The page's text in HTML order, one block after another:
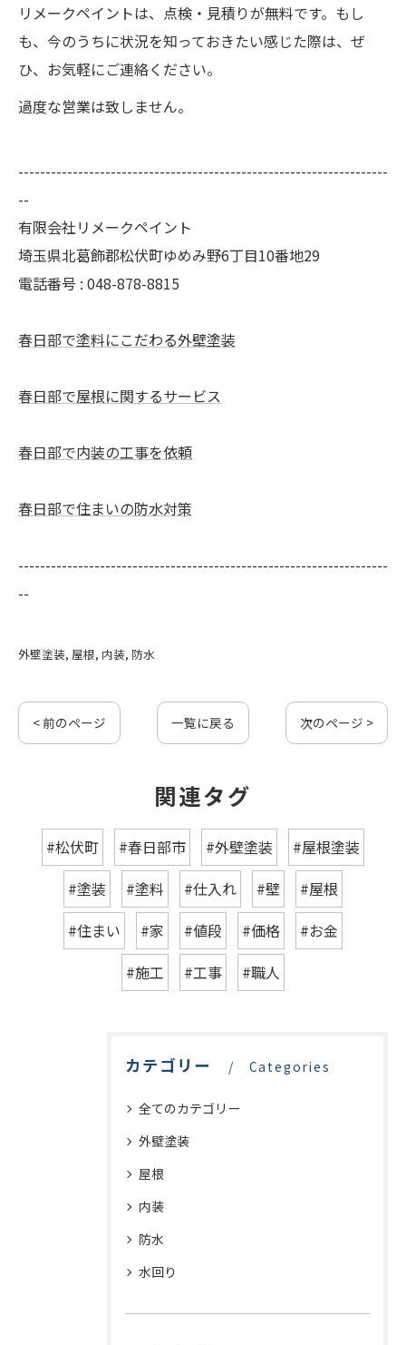
リメークペイントは、点検・見積りが無料です。もし
も、今のうちに状況を知っておきたい感じた際は、ぜ
ひ、お気軽にご連絡ください。
過度な営業は致しません。
--------------------------------------------------------------------
--
有限会社リメークペイント
埼玉県北葛飾郡松伏町ゆめみ野6丁目10番地29
電話番号 : 048-878-8815
春日部で塗料にこだわる外壁塗装
春日部で屋根に関するサービス
春日部で内装の工事を依頼
春日部で住まいの防水対策
--------------------------------------------------------------------
--
外壁塗装 屋根 内装 防水
< 前のページ 一覧に戻る 次のページ >
関連タグ
#松伏町 #春日部市 #外壁塗装
#屋根塗装
#塗装
#塗料 #仕入れ #壁
#屋根
#住まい
#家 #値段 #価格
#お金
#施工
#工事 #職人
カテゴリー Categories
全てのカテゴリー
外壁塗装
屋根
内装
防水
水回り